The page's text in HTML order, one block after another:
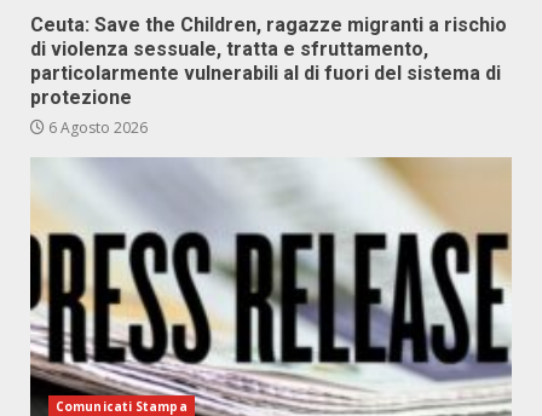
Ceuta: Save the Children, ragazze migranti a rischio
di violenza sessuale, tratta e sfruttamento,
particolarmente vulnerabili al di fuori del sistema di
protezione
6 Agosto 2026
Comunicati Stampa